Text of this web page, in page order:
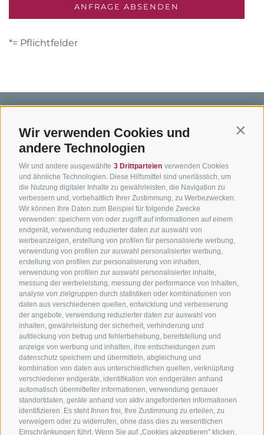
Wir verwenden Cookies und
andere Technologien
Wir und andere ausgewählte 3 Drittparteien verwenden Cookies
und ähnliche Technologien. Diese Hilfsmittel sind unerlässlich, um
die Nutzung digitaler Inhalte zu gewährleisten, die Navigation zu
verbessern und, vorbehaltlich Ihrer Zustimmung, zu Werbezwecken.
Wir können Ihre Daten zum Beispiel für folgende Zwecke
verwenden: speichern von oder zugriff auf informationen auf einem
endgerät, verwendung reduzierter daten zur auswahl von
werbeanzeigen, erstellung von profilen für personalisierte werbung,
verwendung von profilen zur auswahl personalisierter werbung,
erstellung von profilen zur personalisierung von inhalten,
verwendung von profilen zur auswahl personalisierter inhalte,
messung der werbeleistung, messung der performance von inhalten,
analyse von zielgruppen durch statistiken oder kombinationen von
daten aus verschiedenen quellen, entwicklung und verbesserung
der angebote, verwendung reduzierter daten zur auswahl von
inhalten, gewährleistung der sicherheit, verhinderung und
aufdeckung von betrug und fehlerbehebung, bereitstellung und
anzeige von werbung und inhalten, ihre entscheidungen zum
datenschutz speichern und übermitteln, abgleichung und
kombination von daten aus unterschiedlichen quellen, verknüpfung
verschiedener endgeräte, identifikation von endgeräten anhand
automatisch übermittelter informationen, verwendung genauer
standortdaten, geräte anhand von aktiv angeforderten informationen
identifizieren. Es steht Ihnen frei, Ihre Zustimmung zu erteilen, zu
verweigern oder zu widerrufen, ohne dass dies zu wesentlichen
Einschränkungen führt. Wenn Sie auf „Cookies akzeptieren" klicken,
*= Pflichtfelder
BIKEHOTELS
SÜDTIROL
Hotels & Pakete
Urlaubspakete
Unsere Gutscheine
Hot Deals
Bike & Work
BIKEN IN
SÜDTIROL
Mountainbiken in
Südtirol
Rennradfahren in
Südtirol
Radwege in Südtirol
Bikeshops & Verleihe
Bike-Schulen
Tourenzentrale
Kontakt
Anreise
Zum
info@bikehotels.it
MELDE DICH ZU UNSEREM NEWSLETTER AN!